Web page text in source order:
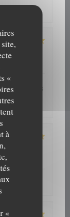
«
à
«
!
/ Prix
nous avons
recommande
/ Prix